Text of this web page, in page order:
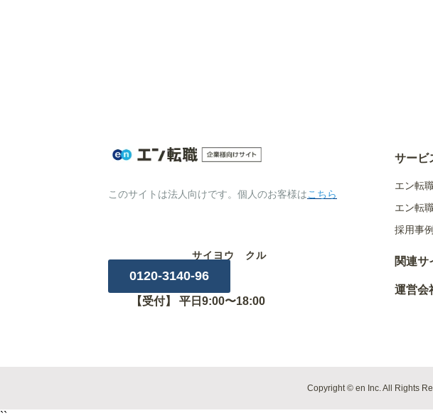
このサイトは法人向けです。個人のお客様はこちら
サービ
エン転
エン転
採用事例
サイヨウ クル
0120-3140-96
【受付】 平日9:00〜18:00
関連サ
運営会
Copyright © en Inc. All Rights
``